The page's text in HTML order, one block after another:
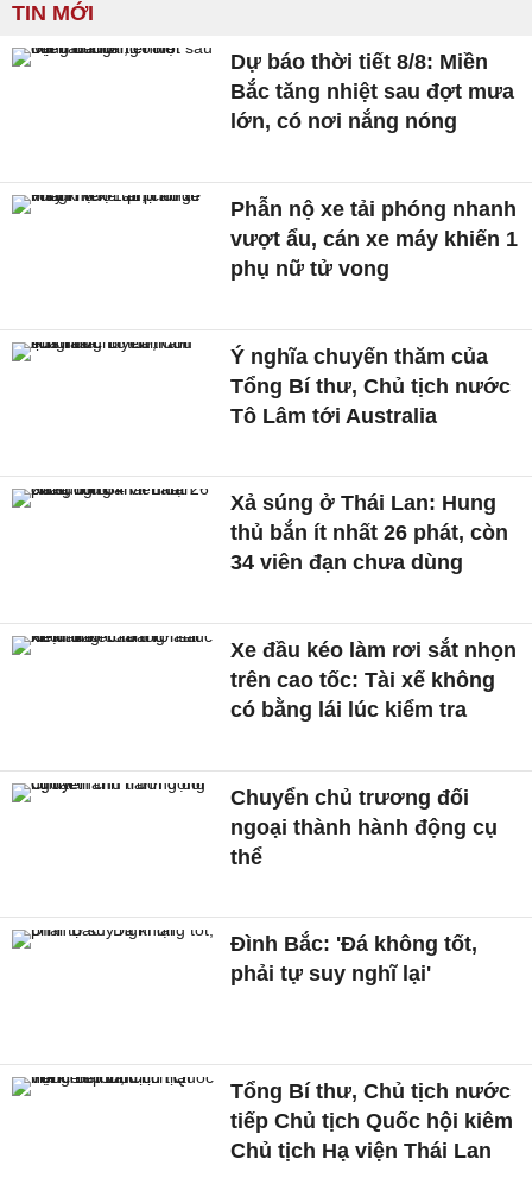
TIN MỚI
Dự báo thời tiết 8/8: Miền
Bắc tăng nhiệt sau đợt mưa
lớn, có nơi nắng nóng
Phẫn nộ xe tải phóng nhanh
vượt ẩu, cán xe máy khiến 1
phụ nữ tử vong
Ý nghĩa chuyến thăm của
Tổng Bí thư, Chủ tịch nước
Tô Lâm tới Australia
Xả súng ở Thái Lan: Hung
thủ bắn ít nhất 26 phát, còn
34 viên đạn chưa dùng
Xe đầu kéo làm rơi sắt nhọn
trên cao tốc: Tài xế không
có bằng lái lúc kiểm tra
Chuyển chủ trương đối
ngoại thành hành động cụ
thể
Đình Bắc: 'Đá không tốt,
phải tự suy nghĩ lại'
Tổng Bí thư, Chủ tịch nước
tiếp Chủ tịch Quốc hội kiêm
Chủ tịch Hạ viện Thái Lan